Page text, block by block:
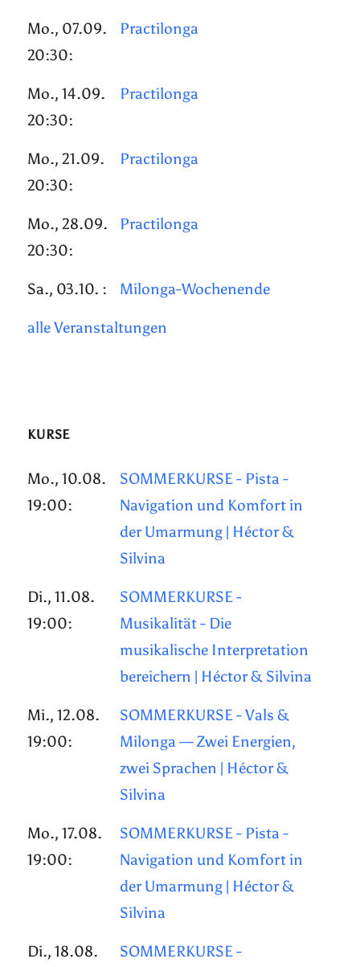
Mo., 07.09.
20:30:
Practilonga
Mo., 14.09.
20:30:
Practilonga
Mo., 21.09.
20:30:
Practilonga
Mo., 28.09.
20:30:
Practilonga
Sa., 03.10. : Milonga-Wochenende
alle Veranstaltungen
KURSE
Mo., 10.08.
19:00:
SOMMERKURSE - Pista -
Navigation und Komfort in
der Umarmung | Héctor &
Silvina
Di., 11.08.
19:00:
SOMMERKURSE -
Musikalität - Die
musikalische Interpretation
bereichern | Héctor & Silvina
Mi., 12.08.
19:00:
SOMMERKURSE - Vals &
Milonga — Zwei Energien,
zwei Sprachen | Héctor &
Silvina
Mo., 17.08.
19:00:
SOMMERKURSE - Pista -
Navigation und Komfort in
der Umarmung | Héctor &
Silvina
Di., 18.08.
SOMMERKURSE -